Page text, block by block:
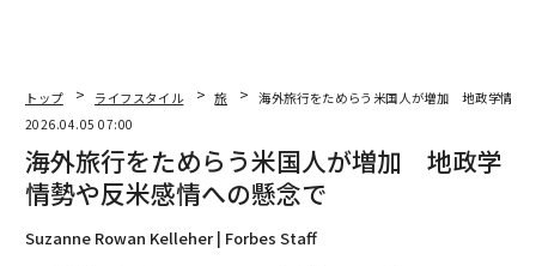
トップ ライフスタイル 旅
海外旅行をためらう米国人が増加 地政学情勢
2026.04.05 07:00
海外旅行をためらう米国人が増加 地政学
情勢や反米感情への懸念で
Suzanne Rowan Kelleher | Forbes Staff